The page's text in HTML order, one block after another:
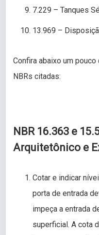
7.229 – Tanques
13.969 –
Confira abaixo um
NBRs citadas:
NBR 16.363 e
Arquitetônico e
Cotar e indicar
porta de entrada
impeça a entrada
superficial. A cota